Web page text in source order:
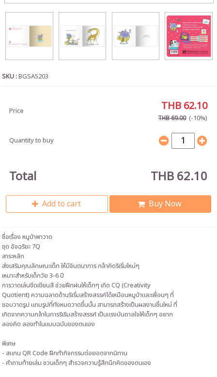
SKU :BGSA5203
Price THB 62.10
THB 69.00 (-10%)
Quantity to buy
Total THB 62.10
Add to cart Buy Now
ชื่อเรื่อง หมูป่าพาวาด
ชุด อัจฉริยะ 7Q
สาระหลัก
ส่งเสริมคุณลักษณะเด็ก ให้มีจินตนาการ กล้าคิดริเริ่มใหม่ๆ
เหมาะสำหรับเด็กวัย 3-6 ปี
การวาดเล่นขีดเขียนสี ช่วยฝึกฝนให้เด็กๆ เกิด CQ (Creativity
Quotient) ความฉลาดด้านริเริ่มสร้างสรรค์ได้เหมือนหมูป่าและเพื่อนๆ ที่
ชอบวาดรูป แถมรูปที่ทังหมดวาดขึ้นนั้น สามารถสร้างเป็นผลงานชิ้นใหม่ ที่
เกิดจากความกล้าในการริเริมสร้างสรรค์ เป็นแรงบันดาลใจให้เด็กๆ อยาก
ลองคิด ลองทำในแบบฉบับของตนเอง
พิเศษ
- สแกน QR Code ฝึกทำกิจกรรมต่อยอดจากนิทาน
- คำถามท้ายเล่ม ชวนเด็กๆ สำรวจความรู้สึกนึกคิดของตนเอง